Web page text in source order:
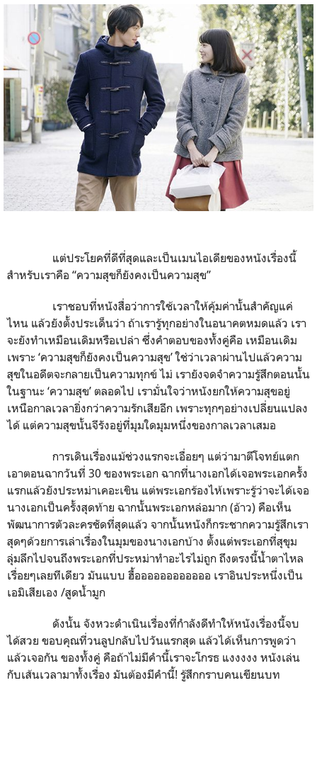
แต่ประโยคที่ดีที่สุดและเป็นเมนไอเดียของหนังเรื่องนี้
สำหรับเราคือ “ความสุขก็ยังคงเป็นความสุข”
เราชอบที่หนังสื่อว่าการใช้เวลาให้คุ้มค่านั้นสำคัญแค่
ไหน แล้วยังตั้งประเด็นว่า ถ้าเรารู้ทุกอย่างในอนาคตหมดแล้ว เรา
จะยังทำเหมือนเดิมหรือเปล่า ซึ่งคำตอบของทั้งคู่คือ เหมือนเดิม
เพราะ ‘ความสุขก็ยังคงเป็นความสุข’ ใช่ว่าเวลาผ่านไปแล้วความ
สุขในอดีตจะกลายเป็นความทุกข์ ไม่ เรายังจดจำความรู้สึกตอนนั้น
ในฐานะ ‘ความสุข’ ตลอดไป เรามั่นใจว่าหนังยกให้ความสุขอยู่
เหนือกาลเวลายิ่งกว่าความรักเสียอีก เพราะทุกๆอย่างเปลี่ยนแปลง
ได้ แต่ความสุขนั้นจีรังอยู่ที่มุมใดมุมหนึ่งของกาลเวลาเสมอ
การเดินเรื่องแม้ช่วงแรกจะเอื่อยๆ แต่ว่ามาตีโจทย์แตก
เอาตอนฉากวันที่ 30 ของพระเอก ฉากที่นางเอกได้เจอพระเอกครั้ง
แรกแล้วยังประหม่าเคอะเขิน แต่พระเอกร้องไห้เพราะรู้ว่าจะได้เจอ
นางเอกเป็นครั้งสุดท้าย ฉากนั้นพระเอกหล่อมาก (อ้าว) คือเห็น
พัฒนาการตัวละครชัดที่สุดแล้ว จากนั้นหนังก็กระชากความรู้สึกเรา
สุดๆด้วยการเล่าเรื่องในมุมของนางเอกบ้าง ตั้งแต่พระเอกที่สุขุม
ลุ่มลึกไปจนถึงพระเอกที่ประหม่าทำอะไรไม่ถูก ถึงตรงนี้น้ำตาไหล
เรื่อยๆเลยทีเดียว มันแบบ ฮื้ออออออออออออ เราอินประหนึ่งเป็น
เอมิเสียเอง /สูดน้ำมูก
ดังนั้น จังหวะดำเนินเรื่องที่กำลังดีทำให้หนังเรื่องนี้จบ
ได้สวย ขอบคุณที่วนลูปกลับไปวันแรกสุด แล้วได้เห็นการพูดว่า
แล้วเจอกัน ของทั้งคู่ คือถ้าไม่มีคำนี้เราจะโกรธ แงงงงง หนังเล่น
กับเส้นเวลามาทั้งเรื่อง มันต้องมีคำนี้! รู้สึกกราบคนเขียนบท